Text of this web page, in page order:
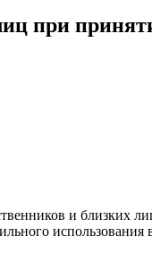
при
и близких
использования